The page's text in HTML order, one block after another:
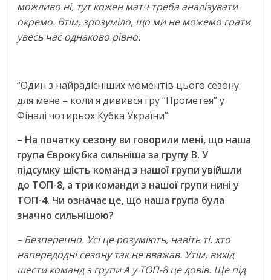
можливо ні, тут кожен матч треба аналізувати
окремо. Втім, зрозуміло, що ми не можемо грати
увесь час однаково рівно.
“Один з найрадісніших моментів цього сезону
для мене – коли я дивився гру “Прометея” у
Фіналі чотирьох Кубка України”
– На початку сезону ви говорили мені, що наша
група Єврокубка сильніша за групу В. У
підсумку шість команд з нашої групи увійшли
до ТОП-8, а три команди з нашої групи нині у
ТОП-4. Чи означає це, що наша група була
значно сильнішою?
– Безперечно. Усі це розуміють, навіть ті, хто
напередодні сезону так не вважав. Утім, вихід
шести команд з групи А у ТОП-8 це довів. Ще під